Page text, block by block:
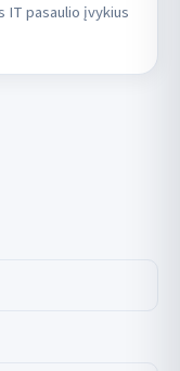
IT pasaulio įvykius